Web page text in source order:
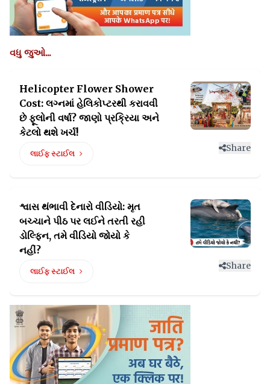
વધુ જુઓ...
Helicopter Flower Shower
Cost: લગ્નમાં હેલિકોપ્ટરથી કરાવવી
છે ફૂલોની વર્ષા? જાણો પ્રક્રિયા અને
કેટલો થશે ખર્ચ!
લાઈફ સ્ટાઈલ
Share
શ્વાસ થંભાવી દેનારો વીડિયો: મૃત
બચ્ચાને પીઠ પરલઈને તરતી રહી
ડોલ્ફિન, તમે વીડિયો જોયો કે
નહીં?
લાઈફ સ્ટાઈલ
Share